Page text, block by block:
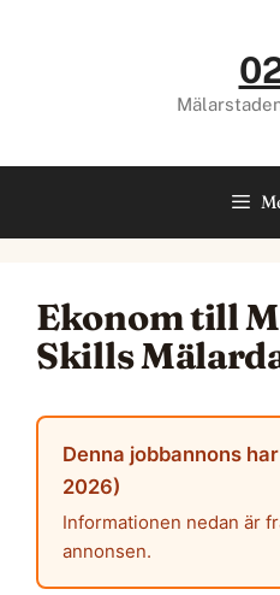
Ekonom till
Skills
Denna jobbannons
2026)
Informationen nedan är
annonsen.